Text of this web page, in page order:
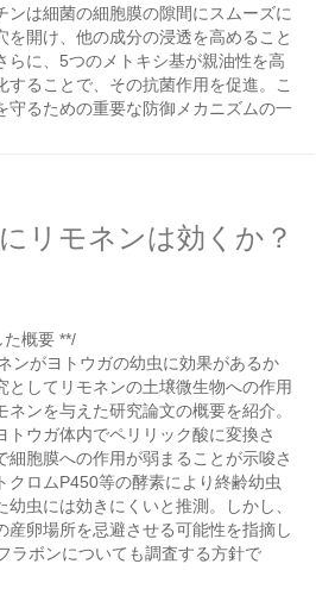
ンは細菌の細胞膜の隙間にスムーズに
開け、他の成分の浸透を高めること
らに、5つのメトキシ基が親油性を高
ることで、その抗菌作用を促進。こ
守るための重要な防御メカニズムの一
リモネンは効くか？
た概要 **/
ンがヨトウガの幼虫に効果があるか
としてリモネンの土壌微生物への作用
ンを与えた研究論文の概要を紹介。
ウガ体内でペリリック酸に変換さ
細胞膜への作用が弱まることが示唆さ
クロムP450等の酵素により終齢幼虫
虫には効きにくいと推測。しかし、
産卵場所を忌避させる可能性を指摘し
ラボンについても調査する方針で